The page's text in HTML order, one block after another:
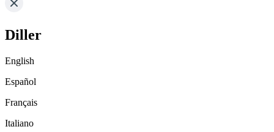
Diller
English
Español
Français
Italiano